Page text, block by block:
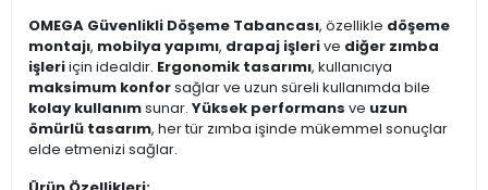
OMEGA Güvenlikli Döşeme Tabancası, özellikle döşeme
montajı, mobilya yapımı, drapaj işlerive diğer zımba
işleriiçin idealdir. Ergonomik tasarımı, kullanıcıya
maksimum konforsağlar ve uzun süreli kullanımda bile
kolay kullanımsunar. Yüksek performans ve uzun
ömürlü tasarım, her tür zımba işinde mükemmel sonuçlar
elde etmenizi sağlar.